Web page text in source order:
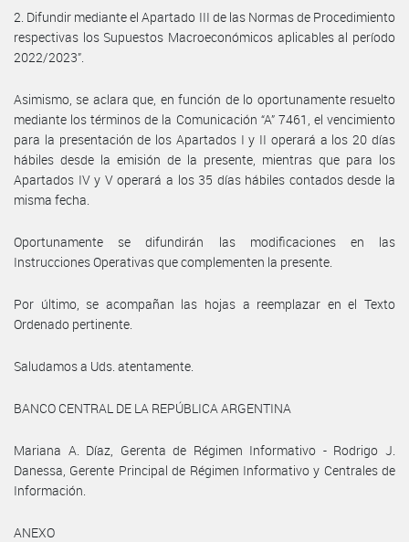
2. Difundir mediante el Apartado III de las Normas de Procedimiento
respectivas los Supuestos Macroeconómicos aplicables al período
2022/2023”.
Asimismo, se aclara que, en función de lo oportunamente resuelto
mediante los términos de la Comunicación “A” 7461, el vencimiento
para la presentación de los Apartados I y II operará a los 20 días
hábiles desde la emisión de la presente, mientras que para los
Apartados IV y V operará a los 35 días hábiles contados desde la
misma fecha.
Oportunamente se difundirán las modificaciones en las
Instrucciones Operativas que complementen la presente.
Por último, se acompañan las hojas a reemplazar en el Texto
Ordenado pertinente.
Saludamos a Uds. atentamente.
BANCO CENTRAL DE LA REPÚBLICA ARGENTINA
Mariana A. Díaz, Gerenta de Régimen Informativo - Rodrigo J.
Danessa, Gerente Principal de Régimen Informativo y Centrales de
Información.
ANEXO